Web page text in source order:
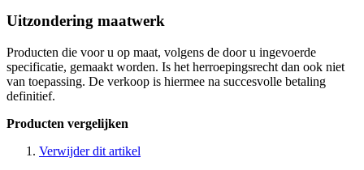
Uitzondering maatwerk
Producten die voor u op maat, volgens de door u ingevoerde
specificatie, gemaakt worden. Is het herroepingsrecht dan ook niet
van toepassing. De verkoop is hiermee na succesvolle betaling
definitief.
Producten vergelijken
Verwijder dit artikel